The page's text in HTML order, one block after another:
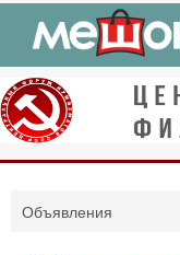
Объявления